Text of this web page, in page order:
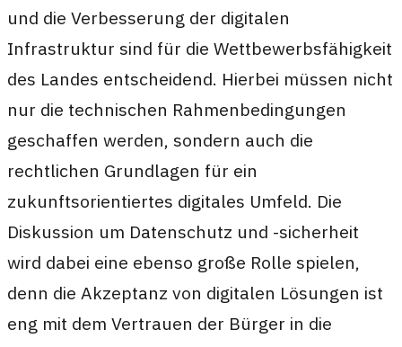
und die Verbesserung der digitalen
Infrastruktur sind für die Wettbewerbsfähigkeit
des Landes entscheidend. Hierbei müssen nicht
nur die technischen Rahmenbedingungen
geschaffen werden, sondern auch die
rechtlichen Grundlagen für ein
zukunftsorientiertes digitales Umfeld. Die
Diskussion um Datenschutz und -sicherheit
wird dabei eine ebenso große Rolle spielen,
denn die Akzeptanz von digitalen Lösungen ist
eng mit dem Vertrauen der Bürger in die